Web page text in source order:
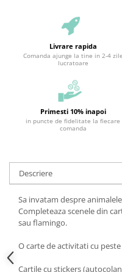
Livrare rapida
Comanda ajunge la tine in 2-4 zile
lucratoare
Primesti 10% inapoi
in puncte de fidelitate la fiecare
comanda
Descriere
Sa invatam despre
Completeaza scenele din
sau flamingo.
O carte de activitati cu
Cartile cu stickers